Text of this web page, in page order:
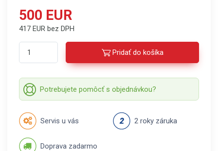
500 EUR
417 EUR bez DPH
Pridať do košíka
Potrebujete pomôcť s objednávkou?
Servis u vás 2 roky záruka
Doprava zadarmo